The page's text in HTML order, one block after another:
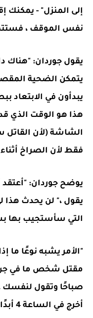
إلى المنزل" - يمكنك
نفس الموقف ،
يقول جوردان: "هناك
يتمكن الضحية
يبدأون في الابتعاد
هذا هو الوقت الذي
الشاشة (لأن
فقط لأن الصراخ
يوضح جوردان: "أعتقد
يقول ،" لن يحدث هذا
التي سأستجيب بها
"الأمر يشبه نوعًا ما
صباحًا وتقول لنفسك